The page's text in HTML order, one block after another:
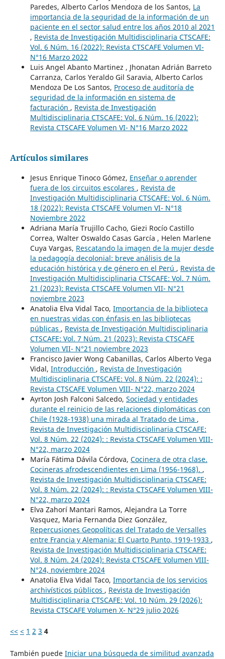
Paredes, Alberto Carlos Mendoza de los Santos, La
importancia de la seguridad de la información de un
paciente en el sector salud entre los años 2010 al 2021
, Revista de Investigación Multidisciplinaria CTSCAFE:
Vol. 6 Núm. 16 (2022): Revista CTSCAFE Volumen VI-
N°16 Marzo 2022
Luis Angel Abanto Martinez , Jhonatan Adrián Barreto
Carranza, Carlos Yeraldo Gil Saravia, Alberto Carlos
Mendoza De Los Santos, Proceso de auditoría de
seguridad de la información en sistema de
facturación , Revista de Investigación
Multidisciplinaria CTSCAFE: Vol. 6 Núm. 16 (2022):
Revista CTSCAFE Volumen VI- N°16 Marzo 2022
Artículos similares
Jesus Enrique Tinoco Gómez, Enseñar o aprender
fuera de los circuitos escolares , Revista de
Investigación Multidisciplinaria CTSCAFE: Vol. 6 Núm.
18 (2022): Revista CTSCAFE Volumen VI- N°18
Noviembre 2022
Adriana María Trujillo Cacho, Giezi Rocío Castillo
Correa, Walter Oswaldo Casas García , Helen Marlene
Cuya Vargas, Rescatando la imagen de la mujer desde
la pedagogía decolonial: breve análisis de la
educación histórica y de género en el Perú , Revista de
Investigación Multidisciplinaria CTSCAFE: Vol. 7 Núm.
21 (2023): Revista CTSCAFE Volumen VII- N°21
noviembre 2023
Anatolia Elva Vidal Taco, Importancia de la biblioteca
en nuestras vidas con énfasis en las bibliotecas
públicas , Revista de Investigación Multidisciplinaria
CTSCAFE: Vol. 7 Núm. 21 (2023): Revista CTSCAFE
Volumen VII- N°21 noviembre 2023
Francisco Javier Wong Cabanillas, Carlos Alberto Vega
Vidal, Introducción , Revista de Investigación
Multidisciplinaria CTSCAFE: Vol. 8 Núm. 22 (2024): :
Revista CTSCAFE Volumen VIII- N°22, marzo 2024
Ayrton Josh Falconi Salcedo, Sociedad y entidades
durante el reinicio de las relaciones diplomáticas con
Chile (1928-1938) una mirada al Tratado de Lima ,
Revista de Investigación Multidisciplinaria CTSCAFE:
Vol. 8 Núm. 22 (2024): : Revista CTSCAFE Volumen VIII-
N°22, marzo 2024
María Fátima Dávila Córdova, Cocinera de otra clase.
Cocineras afrodescendientes en Lima (1956-1968). ,
Revista de Investigación Multidisciplinaria CTSCAFE:
Vol. 8 Núm. 22 (2024): : Revista CTSCAFE Volumen VIII-
N°22, marzo 2024
Elva Zahorí Mantari Ramos, Alejandra La Torre
Vasquez, Maria Fernanda Diez González,
Repercusiones Geopolíticas del Tratado de Versalles
entre Francia y Alemania: El Cuarto Punto, 1919-1933 ,
Revista de Investigación Multidisciplinaria CTSCAFE:
Vol. 8 Núm. 24 (2024): Revista CTSCAFE Volumen VIII-
N°24, noviembre 2024
Anatolia Elva Vidal Taco, Importancia de los servicios
archivísticos públicos , Revista de Investigación
Multidisciplinaria CTSCAFE: Vol. 10 Núm. 29 (2026):
Revista CTSCAFE Volumen X- N°29 julio 2026
<< < 1 2 3 4
También puede Iniciar una búsqueda de similitud avanzada